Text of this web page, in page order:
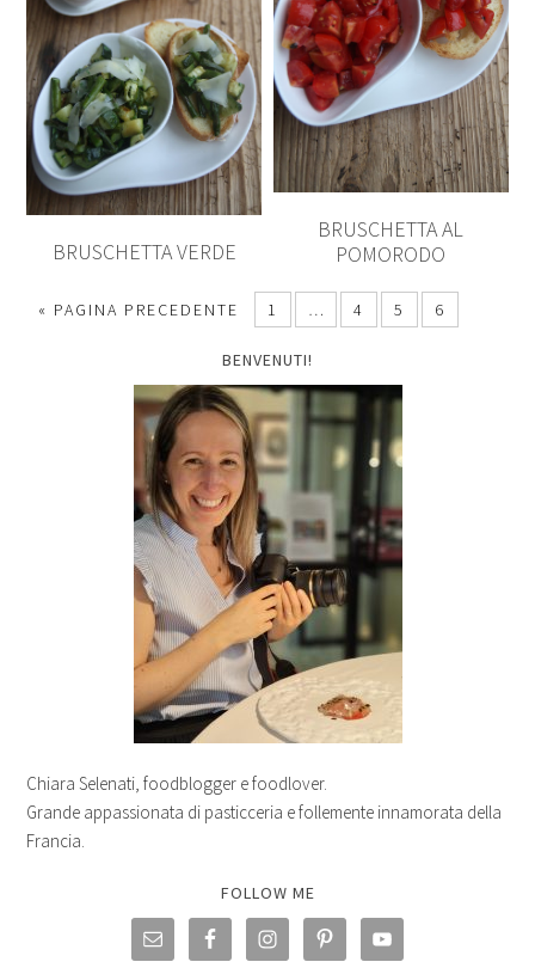
BRUSCHETTA VERDE
BRUSCHETTA AL
POMORODO
« PAGINA PRECEDENTE 1 … 4 5 6
BENVENUTI!
Chiara Selenati, foodblogger e foodlover.
Grande appassionata di pasticceria e follemente innamorata della
Francia.
FOLLOW ME